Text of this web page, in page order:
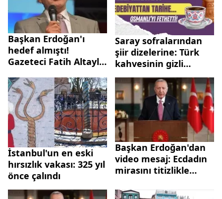
Başkan Erdoğan'ı
hedef almıştı!
Gazeteci Fatih Altaylı
karar açıklandı |
"Düşünce özgürlüğü
değil tehdit"
Saray sofralarından
şiir dizelerine: Türk
kahvesinin gizli
kalmış hikayesi
İstanbul'un en eski
hırsızlık vakası: 325 yıl
önce çalındı
Başkan Erdoğan'dan
video mesaj: Ecdadın
mirasını titizlikle